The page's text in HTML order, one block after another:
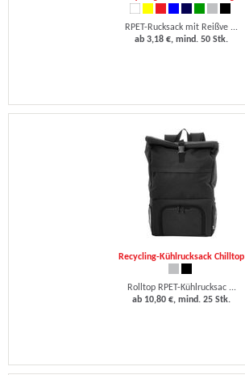
RPET-Rucksack mit Reißve ...
ab 3,18 €, mind. 50 Stk.
Recycling-Kühlrucksack Chilltop
Rolltop RPET-Kühlrucksac ...
ab 10,80 €, mind. 25 Stk.